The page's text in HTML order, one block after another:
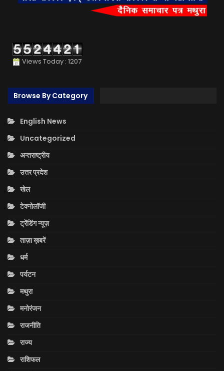
Views Today : 1207
Browse By Category
English News
Uncategorized
अन्तराष्ट्रीय
उत्तर प्रदेश
खेल
टेक्नोलॉजी
ट्रेंडिंग न्यूज़
ताज़ा ख़बरें
धर्म
पर्यटन
मथुरा
मनोरंजन
राजनीति
राज्य
राशिफल